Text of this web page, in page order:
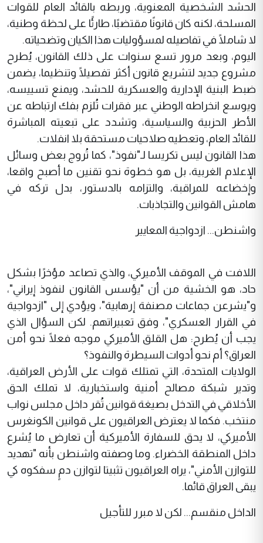
الحشد الشخصية المعنوية، وربطه بالقائد العام للقوات
المسلحة، لكنه كان قانونًا مقتضبًا، طارئًا على لحظة وطنية،
لا شاملًا في تفاصيله لمسؤوليات هذا الكيان وتضحياته.
اليوم، وبعد مرور تسع سنوات على ذلك القانون، يُطرح
مشروع جديد لتشريع قانون أكثر تفصيلًا وتنظيما، يضمن
ضبط البنية الإدارية والعسكرية للحشد، ويمنع تسييسه،
ويوسع انخراطه الوطني عبر فقرات تُلزم بفك ارتباطه عن
الأطر الحزبية والسياسية، وتشدد على تبعيته المباشرة
للقائد العام، وتعطيه صلاحيات مستحقة بلا انفلات.
هذا القانون ليس تكريسا لـ"نفوذ"، كما تُروج بعض وسائل
الإعلام الغربية، بل هو خطوة نحو تقنين ما أصبح واقعا،
وإخضاعه للمراقبة، والتزامه بالدستور، بدل تركه في
هامش القوانين والتجاذبات.
واشنطن... ازدواجية المعايير
اللافت في الموقف الأميركي، والذي تصاعد مؤخرًا بشكل
حاد، هو الخشية من أن "يؤسس القانون لنفوذ إيراني"،
و"يشرعن جماعات مصنفة إرهابية"، ويؤدي إلى "ازدواجية
في القرار العسكري"، وفق تعبيراتهم. لكن السؤال الذي
يجب أن يُطرح: هل القلق الأميركي موجه فعلًا نحو أمن
العراق؟ أم نحو أدوات السيطرة والنفوذ؟
الولايات المتحدة، التي تمتلك قوات على الأرض العراقية،
وتدير شبكة مصالح أمنية واستخبارية، لا تملك الحق
الأخلاقي في التدخل بصيغة قوانين تُقر داخل مجلس نواب
منتخب. فكما لا يعترض العراقيون على قوانين الكونغرس
الأميركي، لا يحق للسفارة الأميركية أن تعارض ما يُشرع
داخل المنطقة الخضراء. وما وصفته واشنطن بأنه "تهديد
للتوازن الأمني"، يراه العراقيون تثبيتا لتوازن دمٍ سفكوه كي
يبقى العراق قائما.
الداخل منقسم... لكن لا مبرر للتأجيل